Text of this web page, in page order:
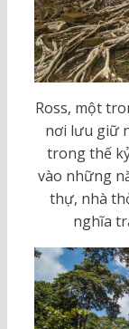
Ross, một
nơi lưu giữ
trong thế
vào những
thự, nhà
nghĩa